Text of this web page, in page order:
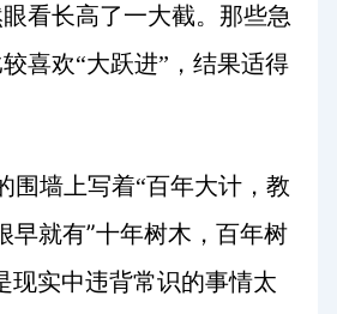
看长高了一大截。那些急
喜欢“大跃进”，结果适得
围墙上写着“百年大计，教
早就有”十年树木，百年树
现实中违背常识的事情太